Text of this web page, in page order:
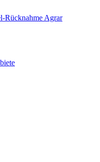
Rücknahme Agrar